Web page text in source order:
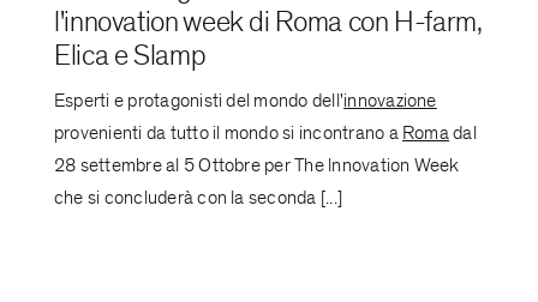
l'innovation week di Roma con H-farm,
Elica e Slamp
Esperti e protagonisti del mondo dell'innovazione
provenienti da tutto il mondo si incontrano a Romadal
28 settembre al 5 Ottobre per The lnnovation Week
che si concluderà con la seconda [...]